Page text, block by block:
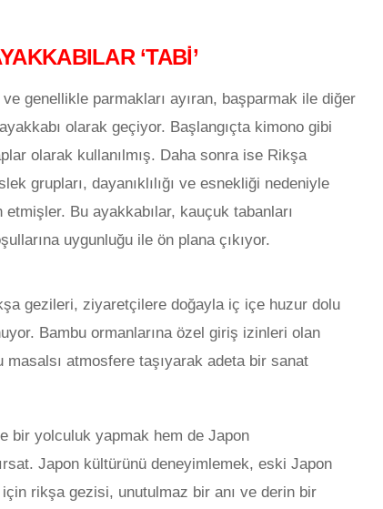
‘TABİ’
genellikle parmakları ayıran, başparmak ile diğer
olarak geçiyor. Başlangıçta kimono gibi
olarak kullanılmış. Daha sonra ise Rikşa
grupları, dayanıklılığı ve esnekliği nedeniyle
etmişler. Bu ayakkabılar, kauçuk tabanları
uygunluğu ile ön plana çıkıyor.
gezileri, ziyaretçilere doğayla iç içe huzur dolu
Bambu ormanlarına özel giriş izinleri olan
atmosfere taşıyarak adeta bir sanat
bir yolculuk yapmak hem de Japon
Japon kültürünü deneyimlemek, eski Japon
rikşa gezisi, unutulmaz bir anı ve derin bir